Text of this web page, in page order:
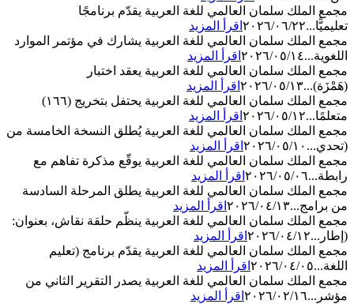
مجمع الملك سلمان العالمي للغة العربية يقدّم برنامجًا
تعليميًّا...٢٠٢٦/٠٦/٢٢ اقرأ المزيد
مجمع الملك سلمان العالمي للغة العربية يشارك في مؤتمر الموارد
اللغوية...٢٠٢٦/٠٥/١٤ اقرأ المزيد
مجمع الملك سلمان العالمي للغة العربية يعقد اختبار
(هَمْزَة)...٢٠٢٦/٠٥/١٣ اقرأ المزيد
مجمع الملك سلمان العالمي للغة العربية يحتفل بتخريج (١٦٦)
متعلمًا...٢٠٢٦/٠٥/١٢ اقرأ المزيد
مجمع الملك سلمان العالمي للغة العربية يُطلق النسخة الخامسة من
(تحدي... ٢٠٢٦/٠٥/١٠ اقرأ المزيد
مجمع الملك سلمان العالمي للغة العربية يوقّع مذكرة تفاهم مع
رابطة...٢٠٢٦/٠٥/٠٦ اقرأ المزيد
مجمع الملك سلمان العالمي للغة العربية يطلق المرحلة السادسة
من برامج...٢٠٢٦/٠٤/١٣ اقرأ المزيد
مجمع الملك سلمان العالمي للغة العربية ينظّم حلقة نقاش، بعنوان:
(إطار...٢٠٢٦/٠٤/١٢ اقرأ المزيد
مجمع الملك سلمان العالمي للغة العربية يقدّم برنامج (تعليم
اللغة...٢٠٢٦/٠٤/٠٥ اقرأ المزيد
مجمع الملك سلمان العالمي للغة العربية يصدر التقرير الثاني من
مؤشر...٢٠٢٦/٠٢/١٦ اقرأ المزيد